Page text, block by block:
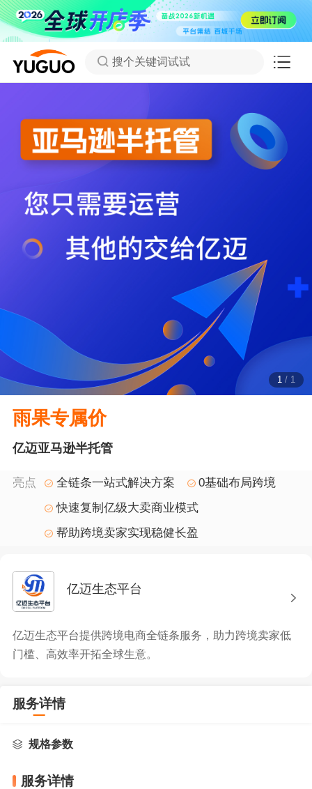
搜个关键词试试
1/ 1
雨果专属价
亿迈亚马逊半托管
亮点 全链条一站式解决方案
0基础布局跨境
快速复制亿级大卖商业模式
帮助跨境卖家实现稳健长盈
亿迈生态平台
亿迈生态平台提供跨境电商全链条服务，助力跨境卖家低
门槛、高效率开拓全球生意。
服务详情
规格参数
服务详情